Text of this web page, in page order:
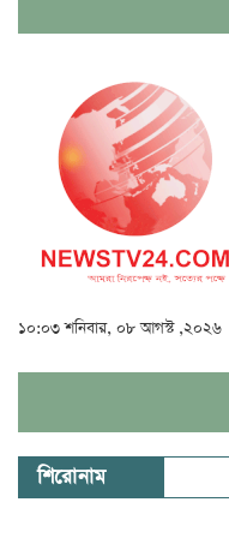
১০:০৩ শনিবার, ০৮ আগস্ট ,২০২৬
শিরোনাম